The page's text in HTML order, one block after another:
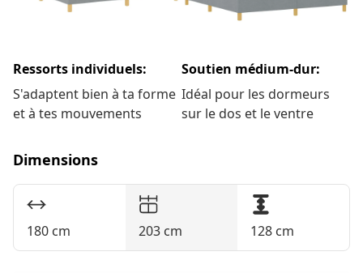
Ressorts individuels:
S'adaptent bien à ta forme
et à tes mouvements
Soutien médium-dur:
Idéal pour les dormeurs
sur le dos et le ventre
Dimensions
180 cm 203 cm 128 cm